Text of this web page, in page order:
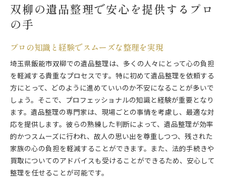
双柳の遺品整理で安心を提供するプロ
の手
プロの知識と経験でスムーズな整理を実現
埼玉県飯能市双柳での遺品整理は、多くの人々にとって心の負担
を軽減する貴重なプロセスです。特に初めて遺品整理を依頼する
方にとって、どのように進めていいのか不安になることが多いで
しょう。そこで、プロフェッショナルの知識と経験が重要となり
ます。遺品整理の専門家は、現場ごとの事情を考慮し、最適な対
応を提供します。彼らの熟練した判断によって、遺品整理が効率
的かつスムーズに行われ、故人の思い出を尊重しつつ、残された
家族の心の負担を軽減することができます。また、法的手続きや
買取についてのアドバイスも受けることができるため、安心して
整理を任せることが可能です。